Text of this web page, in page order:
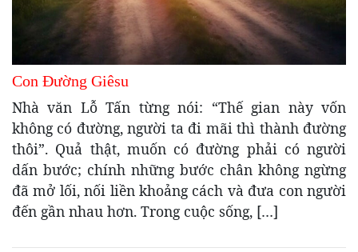
Con Đường Giêsu
Nhà văn Lỗ Tấn từng nói: “Thế gian này vốn
không có đường, người ta đi mãi thì thành đường
thôi”. Quả thật, muốn có đường phải có người
dấn bước; chính những bước chân không ngừng
đã mở lối, nối liền khoảng cách và đưa con người
đến gần nhau hơn. Trong cuộc sống, […]